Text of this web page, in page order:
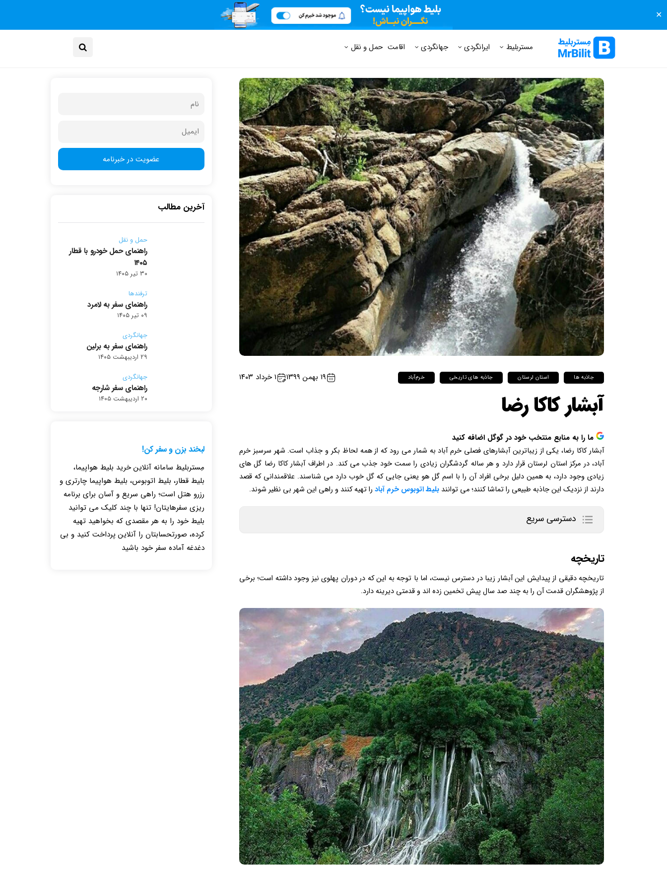
✕
مستر بلیط مجله مستر بلیط پرسش های متداول
مستربلیط ایرانگردی جهانگردی اقامت حمل و نقل
جاذبه ها استان لرستان جاذبه های تاریخی خرم‌آباد ۱۹ بهمن ۱۳۹۹ ۱ خرداد ۱۴۰۳
آبشار کاکا رضا
ما را به منابع منتخب خود در گوگل اضافه کنید
آبشار کاکا رضا، یکی از زیباترین آبشارهای فصلی خرم آباد به شمار می رود که از همه لحاظ بکر و جذاب است. شهر سرسبز خرم
آباد، در مرکز استان لرستان قرار دارد و هر ساله گردشگران زیادی را سمت خود جذب می کند. در اطراف آبشار کاکا رضا گل های
زیادی وجود دارد، به همین دلیل برخی افراد آن را با اسم گل هو یعنی جایی که گل خوب دارد می شناسند. علاقمندانی که قصد
دارند از نزدیک این جاذبه طبیعی را تماشا کنند؛ می توانند بلیط اتوبوس خرم آباد را تهیه کنند و راهی این شهر بی نظیر شوند.
دسترسی سریع
تاریخچه
تاریخچه دقیقی از پیدایش این آبشار زیبا در دسترس نیست، اما با توجه به این که در دوران پهلوی نیز وجود داشته است؛ برخی
از پژوهشگران قدمت آن را به چند صد سال پیش تخمین زده اند و قدمتی دیرینه دارد.
آخرین مطالب
حمل و نقل
راهنمای حمل خودرو با قطار
۱۴۰۵
۳۰ تیر ۱۴۰۵
ترفندها
راهنمای سفر به لامرد
۰۹ تیر ۱۴۰۵
جهانگردی
راهنمای سفر به برلین
۲۹ اردیبهشت ۱۴۰۵
جهانگردی
راهنمای سفر شارجه
۲۰ اردیبهشت ۱۴۰۵
لبخند بزن و سفر کن!
مِستربلیط سامانه آنلاین خرید بلیط هواپیما،
بلیط قطار، بلیط اتوبوس، بلیط هواپیما چارتری و
رزرو هتل است؛ راهی سریع و آسان برای برنامه
ریزی سفرهایتان! تنها با چند کلیک می توانید
بلیط خود را به هر مقصدی که بخواهید تهیه
کرده، صورتحسابتان را آنلاین پرداخت کنید و بی
دغدغه آماده سفر خود باشید